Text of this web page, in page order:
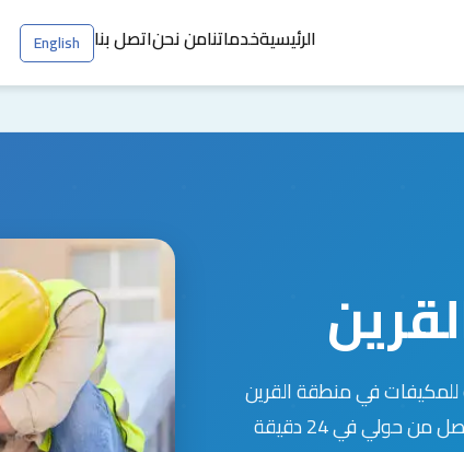
الرئيسيةخدماتنامن نحناتصل بنا English
في منطقة القرين
السكنية بمحافظة مبارك الكبير. فريقنا المتخصص يصل من حولي في 24 دقيقة